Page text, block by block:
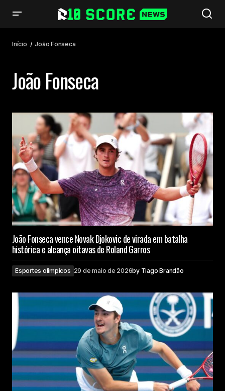
Início João Fonseca
João Fonseca
João Fonseca vence Novak Djokovic de virada em batalha
histórica e alcança oitavas de Roland Garros
Esportes olímpicos 29 de maio de 2026by Tiago Brandão